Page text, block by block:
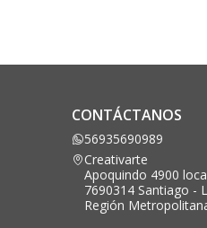
CONTÁCTANOS
56935690989
Creativarte
Apoquindo 4900
7690314 Santiago -
Región